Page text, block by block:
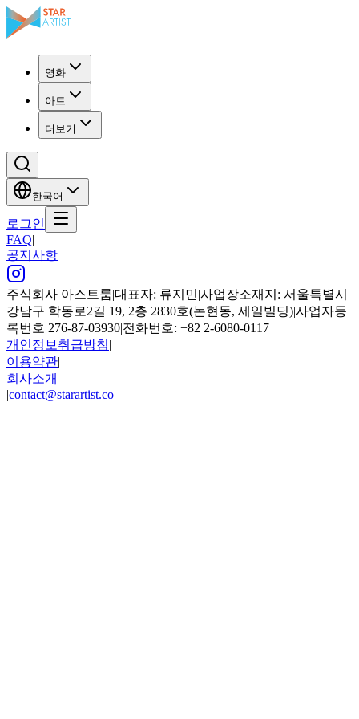
영화
아트
더보기
한국어
로그인
FAQ|
공지사항
주식회사 아스트룸|대표자: 류지민|사업장소재지: 서울특별시
강남구 학동로2길 19, 2층 2830호(논현동, 세일빌딩)|사업자등
록번호 276-87-03930|전화번호: +82 2-6080-0117
개인정보취급방침|
이용약관|
회사소개
|contact@starartist.co